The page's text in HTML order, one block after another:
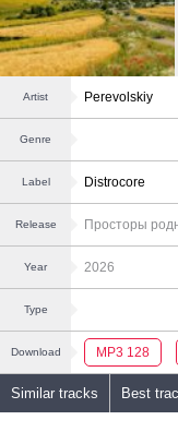
Artist Perevolskiy
Genre
Label Distrocore
Release Просторы
Year 2026
Type
Download MP3 128
Similar tracks Best